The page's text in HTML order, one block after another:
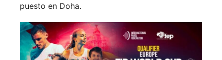
puesto en Doha.